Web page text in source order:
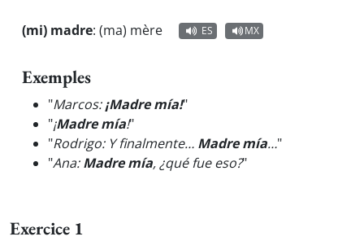
(mi) madre: (ma) mère ES MX
Exemples
"Marcos:¡Madre mía!"
"¡Madre mía!"
"Rodrigo: Y finalmente… Madre mía…"
"Ana:Madre mía, ¿qué fue eso?"
Exercice 1